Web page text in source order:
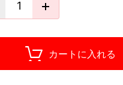
カートに入れる